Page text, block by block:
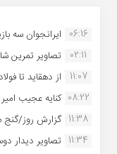
06:16 ایرانجوان سه
02:11
تصاویر تمرین
11:07
از دهقاید تا
08:22 کنایه عجیب
11:38 گزارش روز/گنج
11:34 تصاویر دیدار